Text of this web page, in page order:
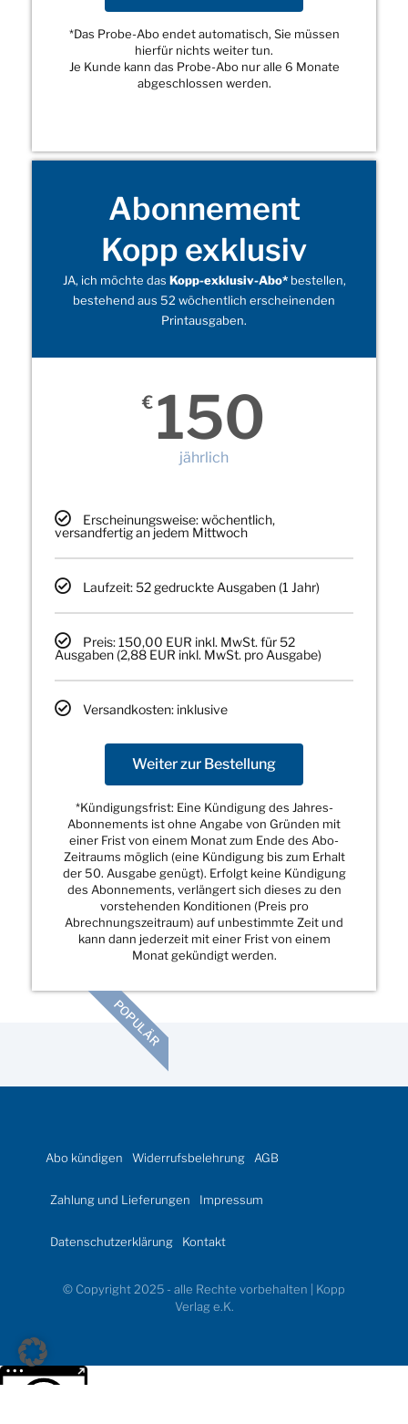
*Das Probe-Abo endet automatisch, Sie müssen
hierfür nichts weiter tun.
Je Kunde kann das Probe-Abo nur alle 6 Monate
abgeschlossen werden.
Abonnement
Kopp exklusiv
JA, ich möchte das Kopp-exklusiv-Abo*bestellen,
bestehend aus 52 wöchentlich erscheinenden
Printausgaben.
€ 150
jährlich
Erscheinungsweise: wöchentlich,
versandfertig an jedem Mittwoch
Laufzeit: 52 gedruckte Ausgaben (1 Jahr)
Preis: 150,00 EUR inkl. MwSt. für 52
Ausgaben (2,88 EUR inkl. MwSt. pro Ausgabe)
Versandkosten: inklusive
Weiter zur Bestellung
*Kündigungsfrist: Eine Kündigung des Jahres-
Abonnements ist ohne Angabe von Gründen mit
einer Frist von einem Monat zum Ende des Abo-
Zeitraums möglich (eine Kündigung bis zum Erhalt
der 50. Ausgabe genügt). Erfolgt keine Kündigung
des Abonnements, verlängert sich dieses zu den
vorstehenden Konditionen (Preis pro
Abrechnungszeitraum) auf unbestimmte Zeit und
kann dann jederzeit mit einer Frist von einem
Monat gekündigt werden.
POPULÄR
Abo kündigen Widerrufsbelehrung AGB
Zahlung und Lieferungen Impressum
Datenschutzerklärung Kontakt
© Copyright 2025 - alle Rechte vorbehalten | Kopp
Verlag e.K.
Weitere Informationen über den gesperrten Inhalt.